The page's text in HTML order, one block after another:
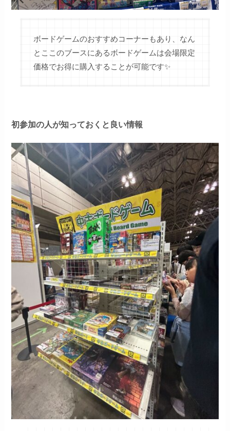
ボードゲームのおすすめコーナーもあり、なん
とここのブースにあるボードゲームは会場限定
価格でお得に購入することが可能です✨
初参加の人が知っておくと良い情報